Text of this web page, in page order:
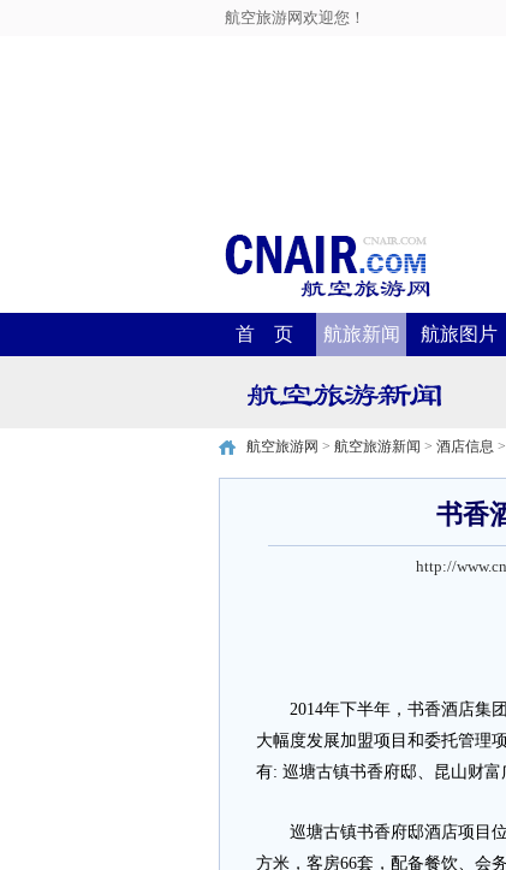
航空旅游网欢迎您！
首 页 航旅新闻 航旅图片
航空旅游网 > 航空旅游新闻 > 酒店信息
书香
http://
2014年下半年，书香酒店集团
大幅度发展加盟项目和委托管理
有: 巡塘古镇书香府邸、昆山财
巡塘古镇书香府邸酒店项目位
方米，客房66套，配备餐饮、会